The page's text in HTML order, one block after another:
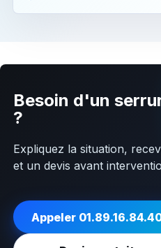
Besoin d'un
?
Expliquez la situation,
et un devis avant
Appeler